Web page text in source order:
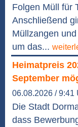
Folgen Müll für
Anschließend
Müllzangen
um das...
Heimatpreis
September
06.08.2026 / 9:41
Die Stadt
dass